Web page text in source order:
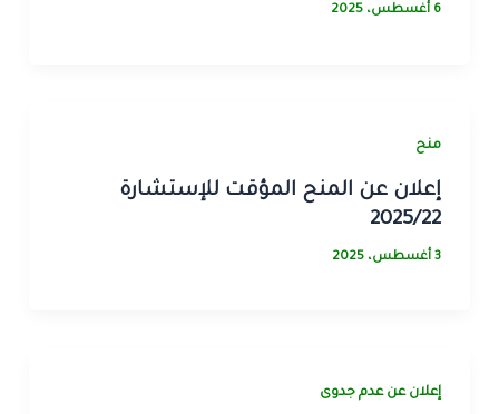
6 أغسطس، 2025
منح
إعلان عن المنح المؤقت للإستشارة
2025/22
3 أغسطس، 2025
إﻋﻼن ﻋﻦ ﻋﺪم ﺟﺪوى